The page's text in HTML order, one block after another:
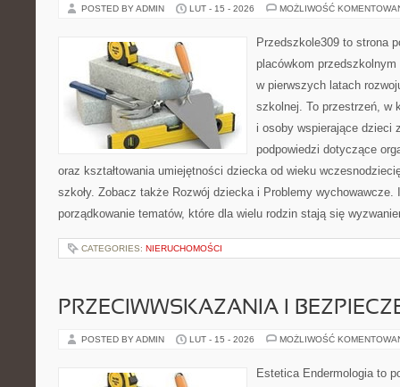
POSTED BY ADMIN LUT - 15 - 2026 MOŻLIWOŚĆ
Przedszkole309 to strona
placówkom
w pierwszych latach
szkolnej. To przestrzeń, w
i osoby wspierające dzieci
podpowiedzi dotyczące
oraz kształtowania umiejętności dziecka od wieku
szkoły. Zobacz także Rozwój dziecka i Problemy wychowawcze.
porządkowanie tematów, które dla wielu rodzin stają się
CATEGORIES: NIERUCHOMOŚCI
PRZECIWWSKAZANIA I
POSTED BY ADMIN LUT - 15 - 2026 MOŻLIWOŚĆ
Estetica Endermologia to